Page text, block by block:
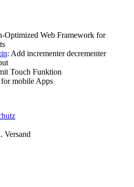
Optimized Web Framework for
: Add incrementer decrementer
Touch Funktion
mobile Apps
Versand